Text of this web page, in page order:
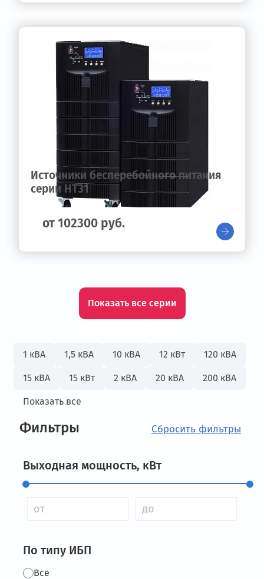
Источники бесперебойного питания
серии HT31
от 102300 руб.
Показать все серии
1 кВА 1,5 кВА 10 кВА 12 кВт 120 кВА
15 кВА 15 кВт 2 кВА 20 кВА 200 кВА
Показать все
Фильтры
Выходная мощность, кВт
По типу ИБП
Все